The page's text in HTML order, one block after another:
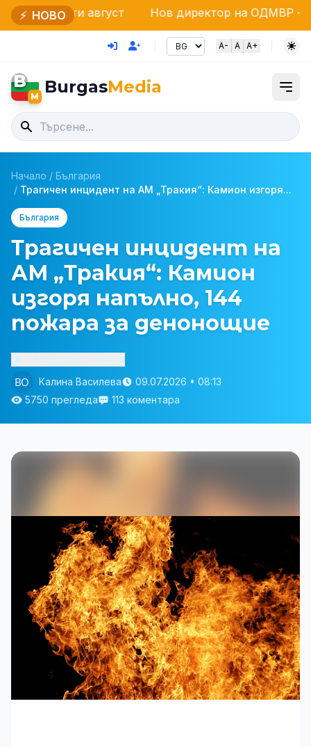
⚡ НОВО
август Нов директор на ОДМВР – Бургас:
A- A A+
B
M BurgasMedia
Начало / България
/ Трагичен инцидент на АМ „Тракия“: Камион изгоря...
България
Трагичен инцидент на
АМ „Тракия“: Камион
изгоря напълно, 144
пожара за денонощие
Калина Василева
09.07.2026 • 08:13
5750 прегледа
113 коментара